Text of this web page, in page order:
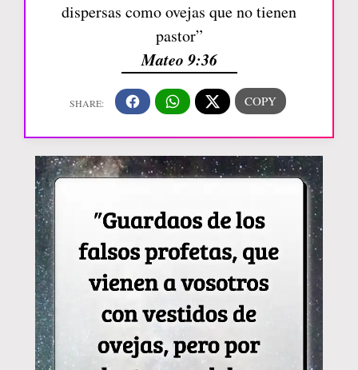
dispersas como ovejas que no tienen
pastor”
Mateo 9:36